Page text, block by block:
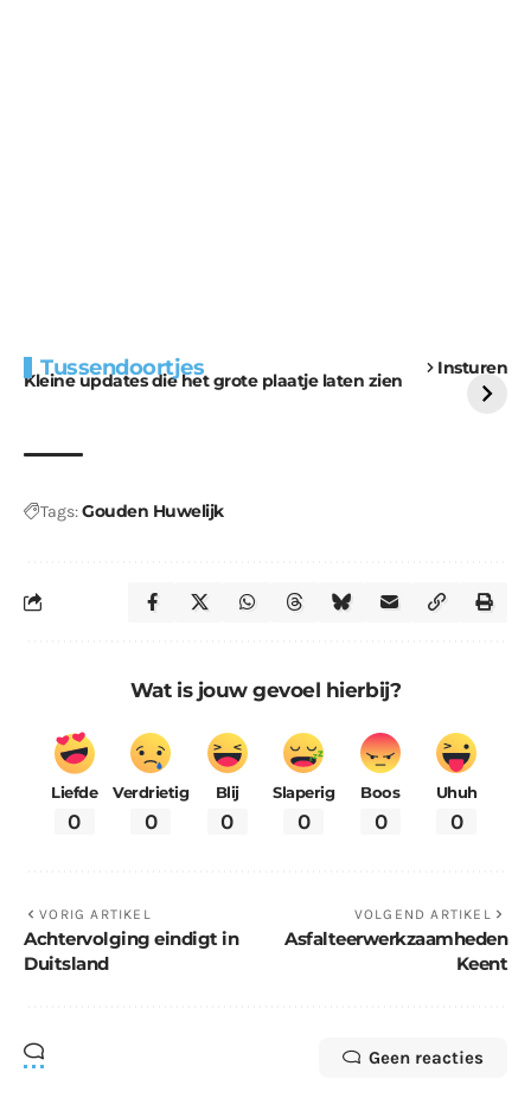
Tussendoortjes Insturen
Kleine updates die het grote plaatje laten zien
voor kabouters
uitdaging
Tags:Gouden Huwelijk
Wat is jouw gevoel hierbij?
Liefde
0
Verdrietig
0
Blij
0
Slaperig
0
Boos
0
Uhuh
0
VORIG ARTIKEL
Achtervolging eindigt in
Duitsland
VOLGEND ARTIKEL
Asfalteerwerkzaamheden
Keent
Geen reacties